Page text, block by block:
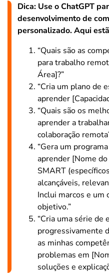
Dica: Use o ChatGPT
desenvolvimento de
personalizado. Aqui
“Quais são as
para trabalho
Área]?”
“Cria um plano de
aprender
“Quais são os
aprender a
colaboração
“Gera um
aprender [Nome
SMART
alcançáveis,
Inclui marcos e um
objetivo.”
“Cria uma série de
progressivamente
as minhas
problemas em
soluções e